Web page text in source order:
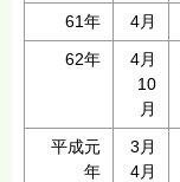
61年
4月
62年
4月
10
月
平成元
年
3月
4月